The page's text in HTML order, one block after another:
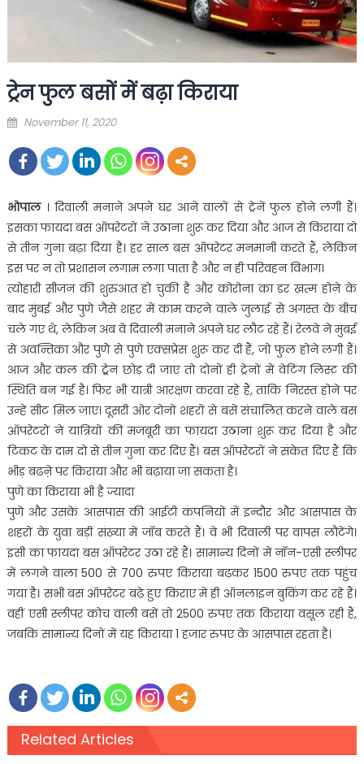
ट्रेन फुल बसों में बढ़ा किराया
Posted
November 11, 2020
भोपाल। दिवाली मनाने अपने घर आने वालों से ट्रेनें फुल होने लगी हैं।
इसका फायदा बस ऑपरेटरों ने उठाना शुरू कर दिया और आज से किराया दो
से तीन गुना बढ़ा दिया है। हर साल बस ऑपरेटर मनमानी करते हैं, लेकिन
इस पर न तो प्रशासन लगाम लगा पाता है और न ही परिवहन विभाग।
त्योहारी सीजन की शुरुआत हो चुकी है और कोरोना का डर खत्म होने के
बाद मुंबई और पुणे जैसे शहर में काम करने वाले जुलाई से अगस्त के बीच
चले गए थे, लेकिन अब वे दिवाली मनाने अपने घर लौट रहे हैं। रेलवे ने मुंबई
से अवन्तिका और पुणेे से पुणे एक्सप्रेस शुरू कर दी हैं, जो फुल होने लगी हैं।
आज और कल की ट्र्रेन छोड़ दी जाए तो दोनों ही ट्रेनों में वेटिंग लिस्ट की
स्थिति बन गई है। फिर भी यात्री आरक्षण करवा रहे हैं, ताकि निरस्त होने पर
उन्हें सीट मिल जाए। दूसरी ओर दोनों शहरों से बसें संचालित करने वाले बस
ऑपरेटरों ने यात्रियों की मजबूरी का फायदा उठाना शुरू कर दिया है और
टिकट के दाम दो से तीन गुना कर दिए हैं। बस ऑपरेटरों ने संकेत दिए हैं कि
भीड़ बढऩे पर किराया और भी बढ़ाया जा सकता है।
पुणे का किराया भी है ज्यादा
पुणे और उसके आसपास की आईटी कंपनियों में इन्दौर और आसपास के
शहरों के युवा बड़ी संख्या में जॉब करते हैं। वे भी दिवाली पर वापस लौटेंगे।
इसी का फायदा बस ऑपरेटर उठा रहे हैं। सामान्य दिनों में नॉन-एसी स्लीपर
में लगने वाला 500 से 700 रुपए किराया बढ़कर 1500 रुपए तक पहुंच
गया है। सभी बस ऑपरेटर बढ़े हुए किराए में ही ऑनलाइन बुकिंग कर रहे हैं।
वहीं एसी स्लीपर कोच वाली बसें तो 2500 रुपए तक किराया वसूल रही हैं,
जबकि सामान्य दिनों में यह किराया 1 हजार रुपए के आसपास रहता है।
Related Articles